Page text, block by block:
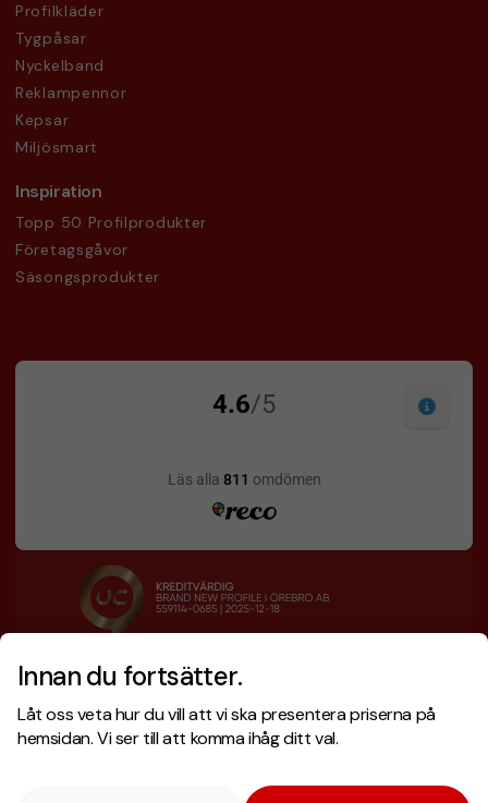
Innan du fortsätter.
Låt oss veta hur du vill att vi ska presentera priserna på
hemsidan. Vi ser till att komma ihåg ditt val.
Profilkläder
Tygpåsar
Nyckelband
Reklampennor
Kepsar
Miljösmart
Inspiration
Topp 50 Profilprodukter
Företagsgåvor
Säsongsprodukter
Designskiss inom 1 h
Fri offert
Snabb leverans